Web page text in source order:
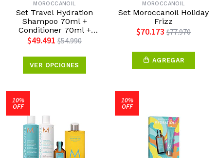
MOROCCANOIL
Set Travel Hydration
Shampoo 70ml +
Conditioner 70ml +
Bruma Tratamiento 25ml
+ Crema de Manos 40ml
Moroccanoil Edición Día
de la Madre 2026
$49.491 $54.990
VER OPCIONES
MOROCCANOIL
Set Moroccanoil Holiday
Frizz
$70.173 $77.970
AGREGAR
10%
OFF
10%
OFF